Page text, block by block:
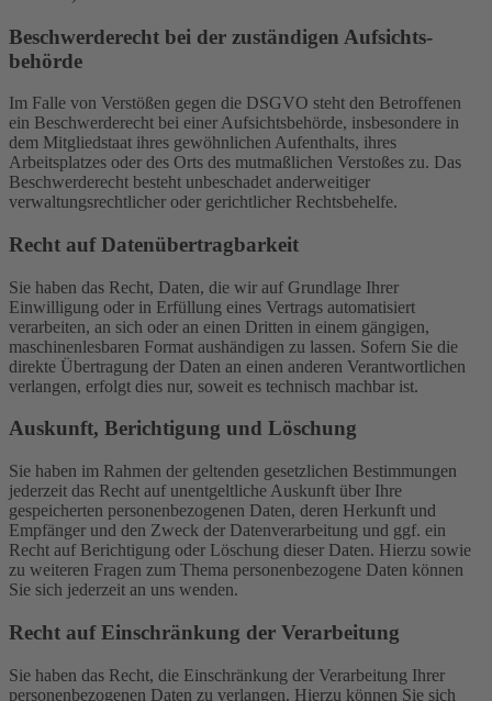
Beschwerde­recht bei der zuständigen Aufsichts­
behörde
Im Falle von Verstößen gegen die DSGVO steht den Betroffenen
ein Beschwerderecht bei einer Aufsichtsbehörde, insbesondere in
dem Mitgliedstaat ihres gewöhnlichen Aufenthalts, ihres
Arbeitsplatzes oder des Orts des mutmaßlichen Verstoßes zu. Das
Beschwerderecht besteht unbeschadet anderweitiger
verwaltungsrechtlicher oder gerichtlicher Rechtsbehelfe.
Recht auf Daten­übertrag­barkeit
Sie haben das Recht, Daten, die wir auf Grundlage Ihrer
Einwilligung oder in Erfüllung eines Vertrags automatisiert
verarbeiten, an sich oder an einen Dritten in einem gängigen,
maschinenlesbaren Format aushändigen zu lassen. Sofern Sie die
direkte Übertragung der Daten an einen anderen Verantwortlichen
verlangen, erfolgt dies nur, soweit es technisch machbar ist.
Auskunft, Berichtigung und Löschung
Sie haben im Rahmen der geltenden gesetzlichen Bestimmungen
jederzeit das Recht auf unentgeltliche Auskunft über Ihre
gespeicherten personenbezogenen Daten, deren Herkunft und
Empfänger und den Zweck der Datenverarbeitung und ggf. ein
Recht auf Berichtigung oder Löschung dieser Daten. Hierzu sowie
zu weiteren Fragen zum Thema personenbezogene Daten können
Sie sich jederzeit an uns wenden.
Recht auf Einschränkung der Verarbeitung
Sie haben das Recht, die Einschränkung der Verarbeitung Ihrer
personenbezogenen Daten zu verlangen. Hierzu können Sie sich